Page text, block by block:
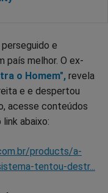
e
país melhor. O ex-
o Homem", revela
e e despertou
acesse conteúdos
abaixo:
products/a-
tentou-destr...